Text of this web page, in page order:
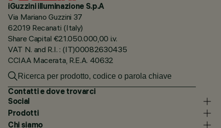
iGuzzini illuminazione S.p.A
Via Mariano Guzzini 37
62019 Recanati (Italy)
Share Capital €21.050.000,00 i.v.
VAT N. and R.I. : (IT)00082630435
CCIAA Macerata, R.E.A. 40632
Contatti e dove trovarci
Social
Prodotti
Chi siamo